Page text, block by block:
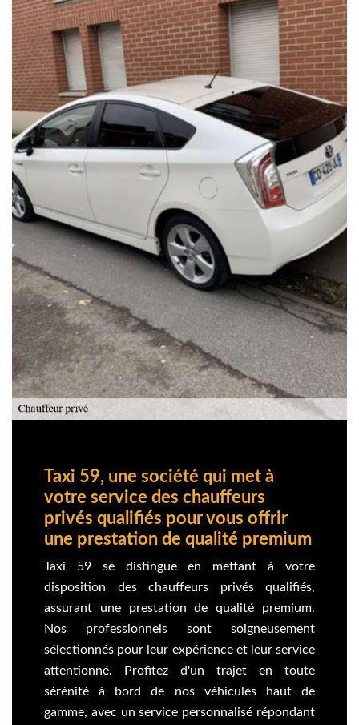
Taxi 59, une société qui met à
votre service des chauffeurs
privés qualifiés pour vous offrir
une prestation de qualité premium
Taxi 59 se distingue en mettant à votre
disposition des chauffeurs privés qualifiés,
assurant une prestation de qualité premium.
Nos professionnels sont soigneusement
sélectionnés pour leur expérience et leur service
attentionné. Profitez d'un trajet en toute
sérénité à bord de nos véhicules haut de
gamme, avec un service personnalisé répondant